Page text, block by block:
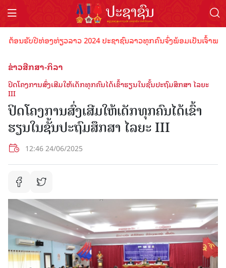
ຮັບປີທ່ອງທ່ຽວລາວ 2024 ປະຊາຊົນລາວທຸກຄົນຈົ່ງພ້ອມເປັນເຈົ້າພາບ
ຂ່າວສືກສາ-ກິລາ
ປິດໂຄງການສົ່ງເສີມໃຫ້ເດັກທຸກຄົນໄດ້ເຂົ້າຮຽນໃນຊັ້ນປະຖົມສຶກສາ ໄລຍະ
III
ປິດໂຄງການສົ່ງເສີມໃຫ້ເດັກທຸກຄົນໄດ້ເຂົ້າ
ຮຽນໃນຊັ້ນປະຖົມສຶກສາ ໄລຍະ III
12:46 24/06/2025